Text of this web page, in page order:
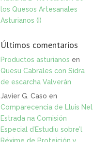
los Quesos Artesanales
Asturianos (I)
Últimos comentarios
Productos asturianos en
Quesu Cabrales con Sidra
de escarcha Valverán
Javier G. Caso en
Comparecencia de Lluis Nel
Estrada na Comisión
Especial d’Estudiu sobre’l